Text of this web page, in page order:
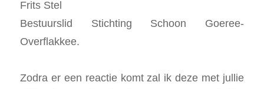
Frits Stel
Bestuurslid Stichting Schoon Goeree-
Overflakkee.
Zodra er een reactie komt zal ik deze met jullie